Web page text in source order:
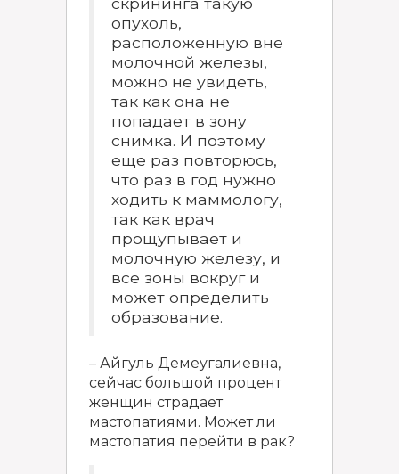
опухоль,
расположенную вне
молочной железы,
можно не увидеть,
так как она не
попадает в зону
снимка. И поэтому
еще раз повторюсь,
что раз в год нужно
ходить к маммологу,
так как врач
прощупывает и
молочную железу, и
все зоны вокруг и
может определить
образование.
– Айгуль Демеугалиевна,
сейчас большой процент
женщин страдает
мастопатиями. Может ли
мастопатия перейти в рак?